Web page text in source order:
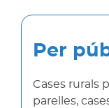
Per
Cases rurals
parelles,